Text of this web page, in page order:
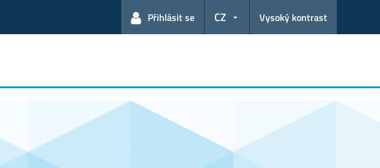
Přihlásit se CZ Vysoký kontrast